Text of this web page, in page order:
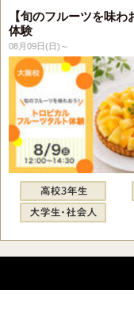
【旬のフルーツを味
体験
08月09日(日)～